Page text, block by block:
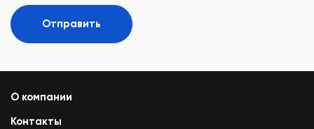
Отправить
О компании
Контакты